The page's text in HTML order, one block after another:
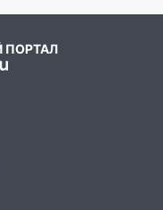
ульяновские
сулят
на
Тюленева